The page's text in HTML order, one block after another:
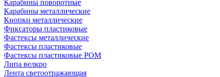
Карабины поворотные
Карабины металлические
Кнопки металлические
Фиксаторы пластиковые
Фастексы металлические
Фастексы пластиковые
Фастексы пластиковые POM
Липа велкро
Лента светоотражающая